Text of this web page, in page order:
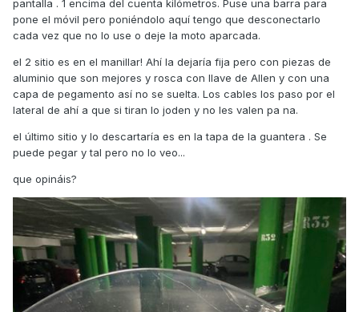
pantalla . 1 encima del cuenta kilómetros. Puse una barra para
pone el móvil pero poniéndolo aquí tengo que desconectarlo
cada vez que no lo use o deje la moto aparcada.
el 2 sitio es en el manillar! Ahí la dejaría fija pero con piezas de
aluminio que son mejores y rosca con llave de Allen y con una
capa de pegamento así no se suelta. Los cables los paso por el
lateral de ahí a que si tiran lo joden y no les valen pa na.
el último sitio y lo descartaría es en la tapa de la guantera . Se
puede pegar y tal pero no lo veo...
que opináis?